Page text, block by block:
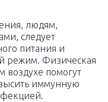
людям,
следует
питания и
режим. Физическая
воздухе помогут
иммунную